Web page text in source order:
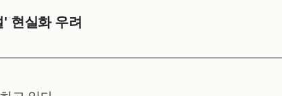
현실화 우려